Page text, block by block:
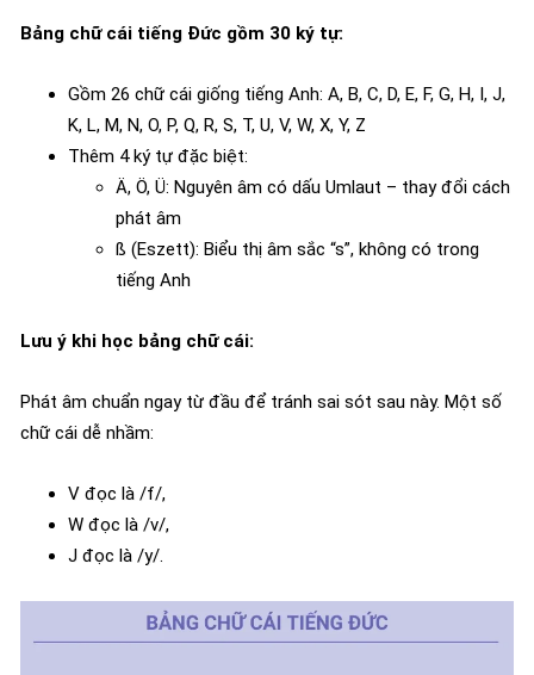
Bảng chữ cái tiếng Đức gồm 30 ký tự:
Gồm 26 chữ cái giống tiếng Anh: A, B, C, D, E, F, G, H, I, J,
K, L, M, N, O, P, Q, R, S, T, U, V, W, X, Y, Z
Thêm 4 ký tự đặc biệt:
Ä, Ö, Ü: Nguyên âm có dấu Umlaut – thay đổi cách
phát âm
ß (Eszett): Biểu thị âm sắc “s”, không có trong
tiếng Anh
Lưu ý khi học bảng chữ cái:
Phát âm chuẩn ngay từ đầu để tránh sai sót sau này. Một số
chữ cái dễ nhầm:
V đọc là /f/,
W đọc là /v/,
J đọc là /y/.